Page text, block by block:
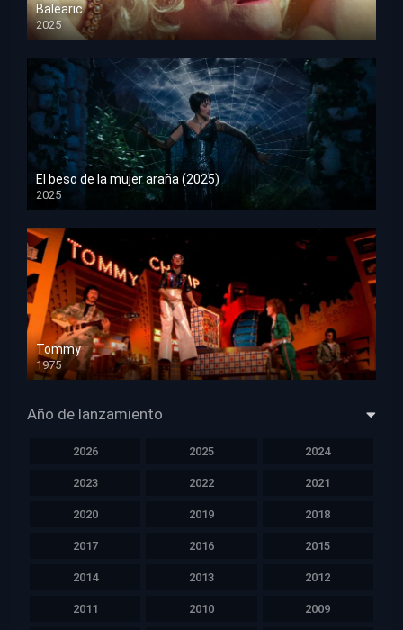
Balearic
2025
HD 1080p
El beso de la mujer araña (2025)
2025
HD 1080p
Tommy
1975
HD 1080p
Año de lanzamiento
2026 2025 2024
2023 2022 2021
2020 2019 2018
2017 2016 2015
2014 2013 2012
2011 2010 2009